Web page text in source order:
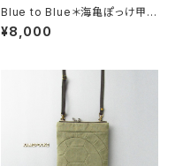
Blue to Blue＊海亀ぽっけ甲羅
デザイン縦型サコッシュ〈季節限
定販売〉ショルダーバッグ
¥8,000